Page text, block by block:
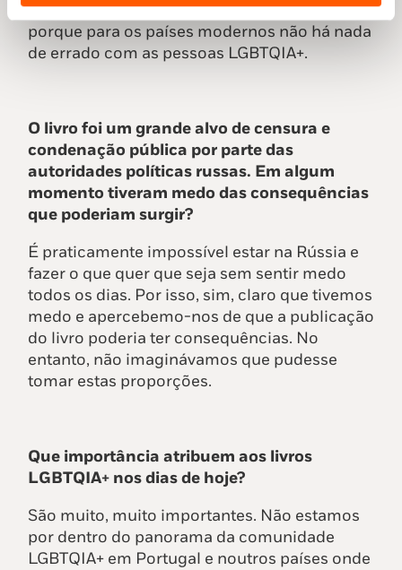
Já as editoras estrangeiras não têm dúvidas,
porque para os países modernos não há nada
de errado com as pessoas LGBTQIA+.
O livro foi um grande alvo de censura e
condenação pública por parte das
autoridades políticas russas. Em algum
momento tiveram medo das consequências
que poderiam surgir?
É praticamente impossível estar na Rússia e
fazer o que quer que seja sem sentir medo
todos os dias. Por isso, sim, claro que tivemos
medo e apercebemo-nos de que a publicação
do livro poderia ter consequências. No
entanto, não imaginávamos que pudesse
tomar estas proporções.
Que importância atribuem aos livros
LGBTQIA+ nos dias de hoje?
São muito, muito importantes. Não estamos
por dentro do panorama da comunidade
LGBTQIA+ em Portugal e noutros países onde